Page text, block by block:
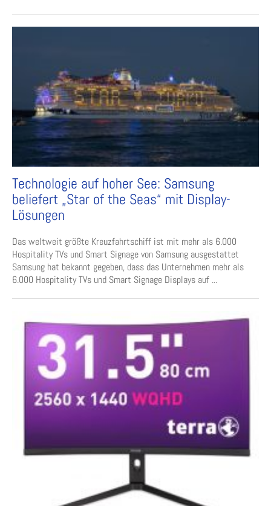
Technologie auf hoher See: Samsung
beliefert „Star of the Seas“ mit Display-
Lösungen
Das weltweit größte Kreuzfahrtschiff ist mit mehr als 6.000
Hospitality TVs und Smart Signage von Samsung ausgestattet
Samsung hat bekannt gegeben, dass das Unternehmen mehr als
6.000 Hospitality TVs und Smart Signage Displays auf ...